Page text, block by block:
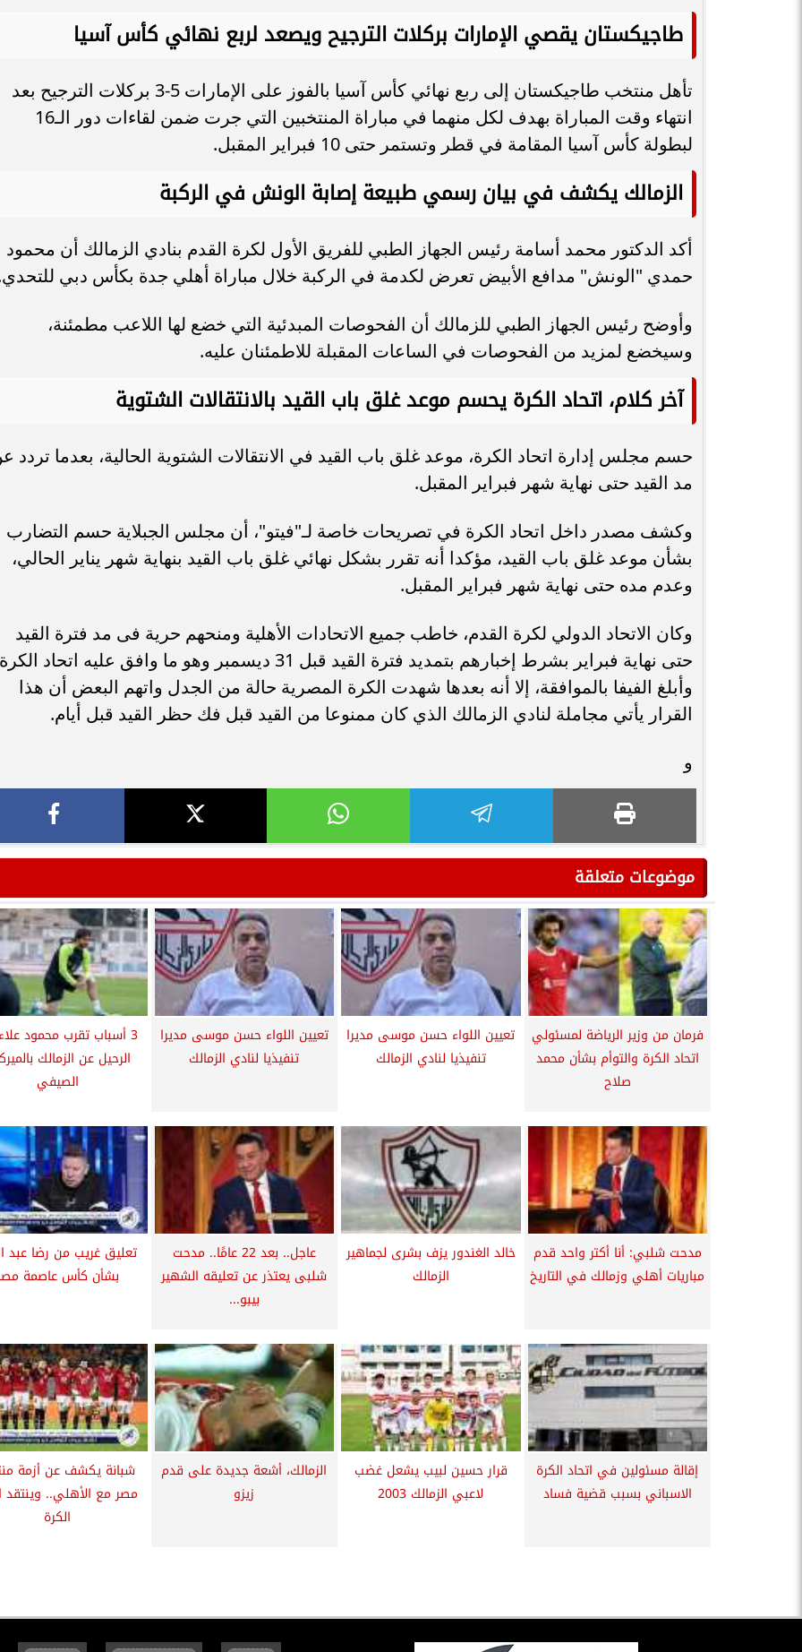
طاجيكستان يقصي الإمارات بركلات الترجيح ويصعد لربع نهائي كأس آسيا
تأهل منتخب طاجيكستان إلى ربع نهائي كأس آسيا بالفوز على الإمارات 5-3 بركلات الترجيح بعد
انتهاء وقت المباراة بهدف لكل منهما في مباراة المنتخبين التي جرت ضمن لقاءات دور الـ16
لبطولة كأس آسيا المقامة في قطر وتستمر حتى 10 فبراير المقبل.
الزمالك يكشف في بيان رسمي طبيعة إصابة الونش في الركبة
أكد الدكتور محمد أسامة رئيس الجهاز الطبي للفريق الأول لكرة القدم بنادي الزمالك أن محمود
حمدي "الونش" مدافع الأبيض تعرض لكدمة في الركبة خلال مباراة أهلي جدة بكأس دبي
وأوضح رئيس الجهاز الطبي للزمالك أن الفحوصات المبدئية التي خضع لها اللاعب مطمئنة،
وسيخضع لمزيد من الفحوصات في الساعات المقبلة للاطمئنان عليه.
آخر كلام، اتحاد الكرة يحسم موعد غلق باب القيد بالانتقالات الشتوية
حسم مجلس إدارة اتحاد الكرة، موعد غلق باب القيد في الانتقالات الشتوية الحالية، بعدما تردد
مد القيد حتى نهاية شهر فبراير المقبل.
وكشف مصدر داخل اتحاد الكرة في تصريحات خاصة لـ"فيتو"، أن مجلس الجبلاية حسم التضارب
بشأن موعد غلق باب القيد، مؤكدا أنه تقرر بشكل نهائي غلق باب القيد بنهاية شهر يناير الحالي،
وعدم مده حتى نهاية شهر فبراير المقبل.
وكان الاتحاد الدولي لكرة القدم، خاطب جميع الاتحادات الأهلية ومنحهم حرية فى مد فترة القيد
حتى نهاية فبراير بشرط إخبارهم بتمديد فترة القيد قبل 31 ديسمبر وهو ما وافق عليه اتحاد الكرة
وأبلغ الفيفا بالموافقة، إلا أنه بعدها شهدت الكرة المصرية حالة من الجدل واتهم البعض أن هذا
القرار يأتي مجاملة لنادي الزمالك الذي كان ممنوعا من القيد قبل فك حظر القيد قبل أيام.
و
موضوعات متعلقة
فرمان من وزير الرياضة لمسئولي
اتحاد الكرة والتوأم بشأن محمد
صلاح
تعيين اللواء حسن موسى مديرا
تنفيذيا لنادي الزمالك
تعيين اللواء حسن موسى مديرا
تنفيذيا لنادي الزمالك
3 أسباب تقرب محمود
الرحيل عن الزمالك
الصيفي
مدحت شلبي: أنا أكتر واحد قدم
مباريات أهلي وزمالك في التاريخ
خالد الغندور يزف بشرى لجماهير
الزمالك
عاجل.. بعد 22 عامًا.. مدحت
شلبى يعتذر عن تعليقه الشهير
بيبو...
تعليق غريب من رضا عبد
بشأن كأس عاصمة
إقالة مسئولين في اتحاد الكرة
الاسباني بسبب قضية فساد
قرار حسين لبيب يشعل غضب
لاعبي الزمالك 2003
الزمالك، أشعة جديدة على قدم
زيزو
شبانة يكشف عن أزمة
مصر مع الأهلي.. وينتقد
الكرة